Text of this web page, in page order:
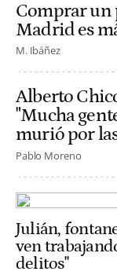
Comprar un
Madrid es
M. Ibáñez
Alberto
"Mucha
murió por
Pablo Moreno
Julián,
ven
delitos"